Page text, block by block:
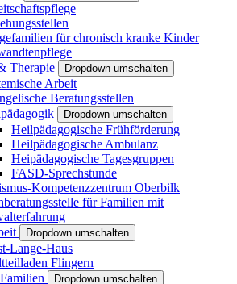
für chronisch kranke Kinder
Therapie
Dropdown umschalten
Arbeit
Beratungsstellen
Dropdown umschalten
Heilpädagogische Frühförderung
Heilpädagogische Ambulanz
Heipädagogische Tagesgruppen
FASD-Sprechstunde
Kompetenzzentrum Oberbilk
für Familien mit
Dropdown umschalten
Lange-Haus
Flingern
Dropdown umschalten